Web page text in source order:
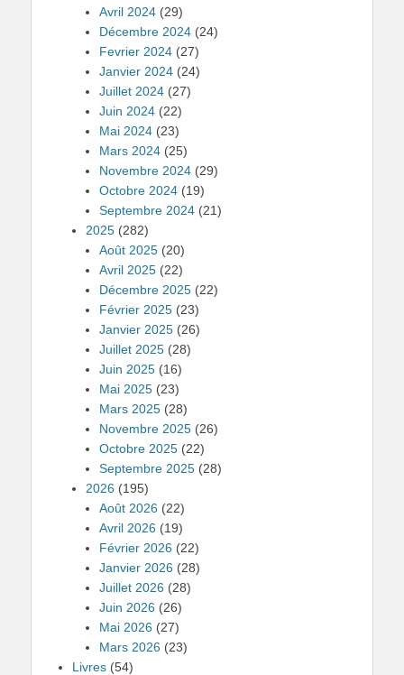
Avril 2024 (29)
Décembre 2024 (24)
Fevrier 2024 (27)
Janvier 2024 (24)
Juillet 2024 (27)
Juin 2024 (22)
Mai 2024 (23)
Mars 2024 (25)
Novembre 2024 (29)
Octobre 2024 (19)
Septembre 2024 (21)
2025 (282)
Août 2025 (20)
Avril 2025 (22)
Décembre 2025 (22)
Février 2025 (23)
Janvier 2025 (26)
Juillet 2025 (28)
Juin 2025 (16)
Mai 2025 (23)
Mars 2025 (28)
Novembre 2025 (26)
Octobre 2025 (22)
Septembre 2025 (28)
2026 (195)
Août 2026 (22)
Avril 2026 (19)
Février 2026 (22)
Janvier 2026 (28)
Juillet 2026 (28)
Juin 2026 (26)
Mai 2026 (27)
Mars 2026 (23)
Livres (54)